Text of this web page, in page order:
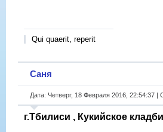
Qui quaerit, reperit
Саня
Дата: Четверг, 18 Февраля 2016, 22:54:37 |
г.Тбилиси , Кукийское